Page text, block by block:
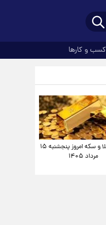
کسب و کارها
قیمت طلا و سکه امروز پنجشنبه ۱۵
مرداد ۱۴۰۵